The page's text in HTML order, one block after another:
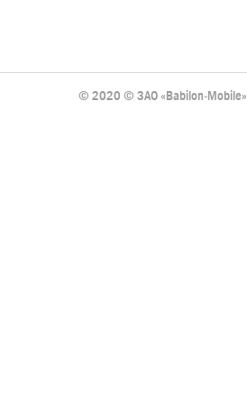
© 2020 © ЗАО «Babilon-Mobile»